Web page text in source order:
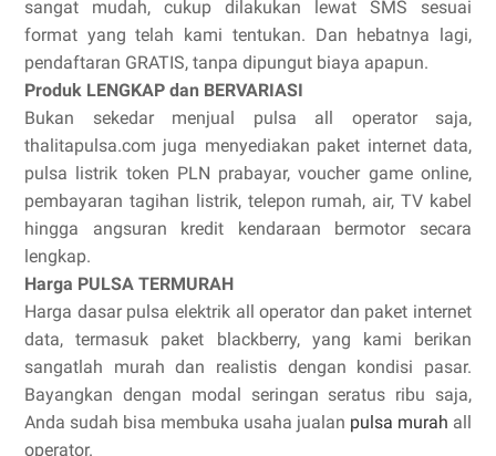
sangat mudah, cukup dilakukan lewat SMS sesuai
format yang telah kami tentukan. Dan hebatnya lagi,
pendaftaran GRATIS, tanpa dipungut biaya apapun.
Produk LENGKAP dan BERVARIASI
Bukan sekedar menjual pulsa all operator saja,
thalitapulsa.com juga menyediakan paket internet data,
pulsa listrik token PLN prabayar, voucher game online,
pembayaran tagihan listrik, telepon rumah, air, TV kabel
hingga angsuran kredit kendaraan bermotor secara
lengkap.
Harga PULSA TERMURAH
Harga dasar pulsa elektrik all operator dan paket internet
data, termasuk paket blackberry, yang kami berikan
sangatlah murah dan realistis dengan kondisi pasar.
Bayangkan dengan modal seringan seratus ribu saja,
Anda sudah bisa membuka usaha jualan pulsa murah all
operator.